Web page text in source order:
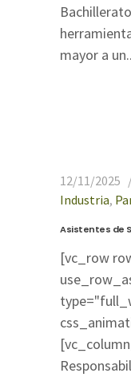
mayor a
12/11/2025
Industria,
Asistentes de
[vc_row